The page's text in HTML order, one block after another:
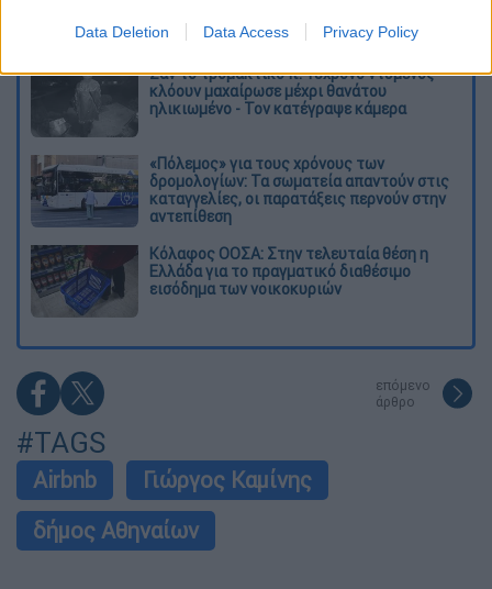
Data Deletion Data Access Privacy Policy
επιστήμονες
Σαν το τρομακτικό It: 15χρονο ντυμένος
κλόουν μαχαίρωσε μέχρι θανάτου
ηλικιωμένο - Τον κατέγραψε κάμερα
«Πόλεμος» για τους χρόνους των
δρομολογίων: Τα σωματεία απαντούν στις
καταγγελίες, οι παρατάξεις περνούν στην
αντεπίθεση
Κόλαφος ΟΟΣΑ: Στην τελευταία θέση η
Ελλάδα για το πραγματικό διαθέσιμο
εισόδημα των νοικοκυριών
επόμενο
άρθρο
#TAGS
Airbnb
Γιώργος Καμίνης
δήμος Αθηναίων